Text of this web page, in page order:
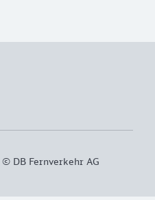
© DB Fernverkehr AG